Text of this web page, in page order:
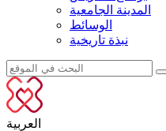
المدينة الجامعية
الوسائط
نبذة تاريخية
العربية